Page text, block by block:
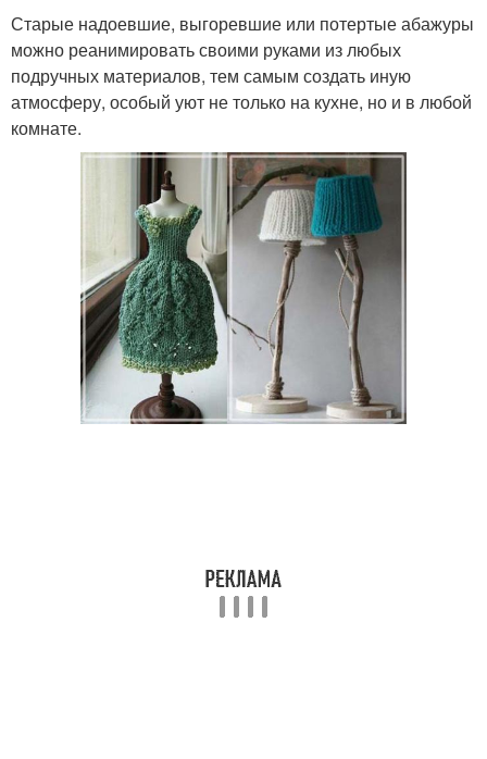
Старые надоевшие, выгоревшие или потертые абажуры
можно реанимировать своими руками из любых
подручных материалов, тем самым создать иную
атмосферу, особый уют не только на кухне, но и в любой
комнате.